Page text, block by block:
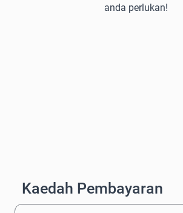
anda perlukan!
Kaedah Pembayaran